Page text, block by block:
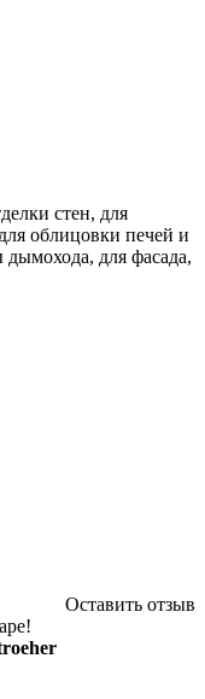
стен, для
облицовки печей и
дымохода, для фасада,
Оставить отзыв